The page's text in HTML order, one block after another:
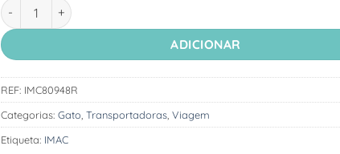
Quantidade de IMAC Transportadora Carry Sport Verde 2Nd
ADICIONAR
REF: IMC80948R
Categorias: Gato Transportadoras Viagem
Etiqueta: IMAC